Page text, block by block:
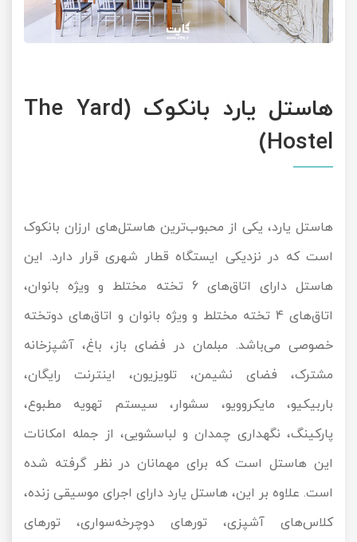
هاستل یارد بانکوک (The Yard
Hostel)
هاستل یارد، یکی از محبوب‌ترین هاستل‌های ارزان بانکوک
است که در نزدیکی ایستگاه قطار شهری قرار دارد. این
هاستل دارای اتاق‌های 6 تخته مختلط و ویژه بانوان،
اتاق‌های 4 تخته مختلط و ویژه بانوان و اتاق‌های دوتخته
خصوصی می‌باشد. مبلمان در فضای باز، باغ، آشپزخانه
مشترک، فضای نشیمن، تلویزیون، اینترنت رایگان،
باربیکیو، مایکروویو، سشوار، سیستم تهویه مطبوع،
پارکینگ، نگهداری چمدان و لباسشویی، از جمله امکانات
این هاستل است که برای مهمانان در نظر گرفته شده
است. علاوه بر این، هاستل یارد دارای اجرای موسیقی زنده،
کلاس‌های آشپزی، تورهای دوچرخه‌سواری، تورهای